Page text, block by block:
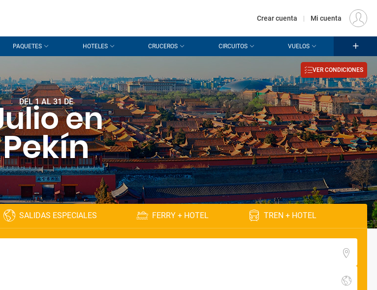
EUR
Crear cuenta | Mi cuenta
PAQUETES HOTELES CRUCEROS CIRCUITOS VUELOS
DEL 1 AL 31 DEen
Pekín
VER CONDICIONES
SALIDAS ESPECIALES FERRY + HOTEL TREN + HOTEL